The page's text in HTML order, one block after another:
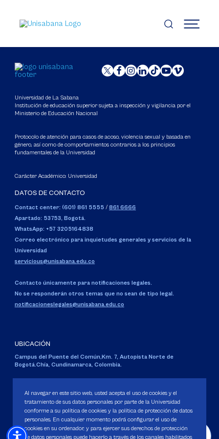
contenido
principal
MENÚ
Universidad de La Sabana
Institución de educación superior sujeta a inspección y vigilancia por el
Ministerio de Educación Nacional
Protocolo de atención para casos de acoso, violencia sexual y basada en
género, así como de comportamientos contrarios a los principios
fundamentales de la Universidad
Carácter Académico: Universidad
DATOS DE CONTACTO
Contact center: (601) 861 5555 / 861 6666
Apartado: 53753, Bogotá.
WhatsApp: +57 3205164838
Correo electrónico para inquietudes generales y servicios de la
Universidad
servicious@unisabana.edu.co
Contacto únicamente para notificaciones legales.
No se responderán otros temas que no sean de tipo legal.
notificacioneslegales@unisabana.edu.co
UBICACIÓN
Campus del Puente del Común,Km. 7, Autopista Norte de
Bogotá.Chía, Cundinamarca, Colombia.
Personería Jurídica:Resolución 130 del 14 de enero de 1980.
Ministerio de Educación Nacional.
Al navegar en este sitio web, usted acepta el uso de cookies y el
tratamiento de sus datos personales por parte de la Universidad
conforme a su política de cookies y la política de protección de datos
personales. En cualquier momento podrá configurar el uso de
cookies en su ordenador, y para ejercer sus derechos de protección
de datos personales puede hacerlo a través de los canales habilitados